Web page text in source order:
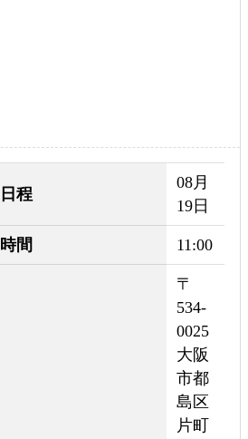
日程
08月
19日
時間 11:00
〒
534-
0025
大阪
市都
島区
片町